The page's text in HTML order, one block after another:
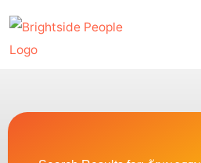
to
content